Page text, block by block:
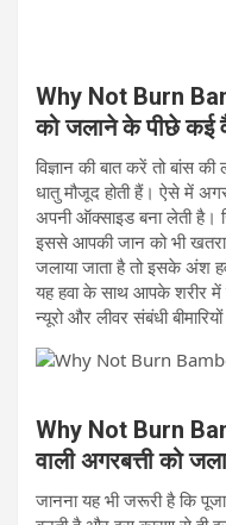
Why Not Burn
को जलाने के पीछे कई
विज्ञान की बात करें तो बांस
धातु मौजूद होती हैं। ऐसे में
अपनी ऑक्साइड बना लेती है।
इससे आपकी जान को भी
जलाया जाता है तो इसके अंश
यह हवा के साथ आपके शरीर
न्यूरो और लीवर संबंधी
Why Not Burn
वाली अगरबत्ती को
जानना यह भी जरूरी है कि